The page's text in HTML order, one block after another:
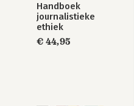
Handboek
journalistieke
ethiek
€ 44,95